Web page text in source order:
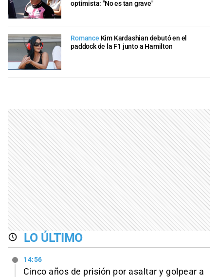
optimista: "No es tan grave"
Romance Kim Kardashian debutó en el
paddock de la F1 junto a Hamilton
LO ÚLTIMO
14:56
Cinco años de prisión por asaltar y golpear a